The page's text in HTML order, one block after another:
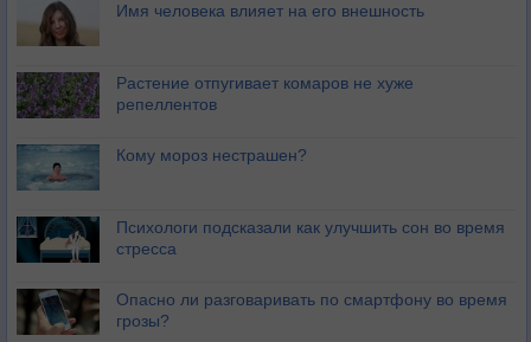
Имя человека влияет на его внешность
Растение отпугивает комаров не хуже
репеллентов
Кому мороз нестрашен?
Психологи подсказали как улучшить сон во время
стресса
Опасно ли разговаривать по смартфону во время
грозы?